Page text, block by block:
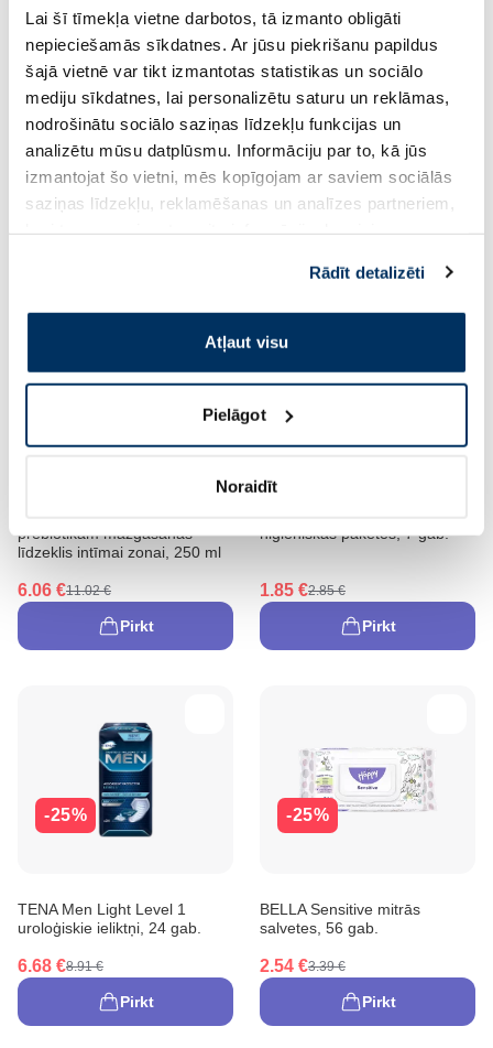
Lai šī tīmekļa vietne darbotos, tā izmanto obligāti
nepieciešamās sīkdatnes. Ar jūsu piekrišanu papildus
šajā vietnē var tikt izmantotas statistikas un sociālo
mediju sīkdatnes, lai personalizētu saturu un reklāmas,
nodrošinātu sociālo saziņas līdzekļu funkcijas un
analizētu mūsu datplūsmu. Informāciju par to, kā jūs
izmantojat šo vietni, mēs kopīgojam ar saviem sociālās
saziņas līdzekļu, reklamēšanas un analīzes partneriem,
pakalpojumus. Ja piekrītat šo papildu sīkdatņu
izmantošanai, lūdzu, atzīmējiet savu izvēli:
Rādīt detalizēti
Atļaut visu
Pielāgot
Noraidīt
-40%
uroloģiskie ieliktņi, 28 gab.
3.05 € 5.08 €
Pirkt
-25%
TENA Wash Glove
mazgāšanas cimds, 1 gab.
0.16 €
Pirkt
prebiotikām mazgāšanas
līdzeklis intīmai zonai, 250 ml
6.06 €11.02 €
Pirkt
-35%
higiēniskās paketes, 7 gab.
1.85 €2.85 €
Pirkt
-25%
TENA Men Light Level 1
uroloģiskie ieliktņi, 24 gab.
6.68 €8.91 €
Pirkt
-25%
BELLA Sensitive mitrās
salvetes, 56 gab.
2.54 €3.39 €
Pirkt